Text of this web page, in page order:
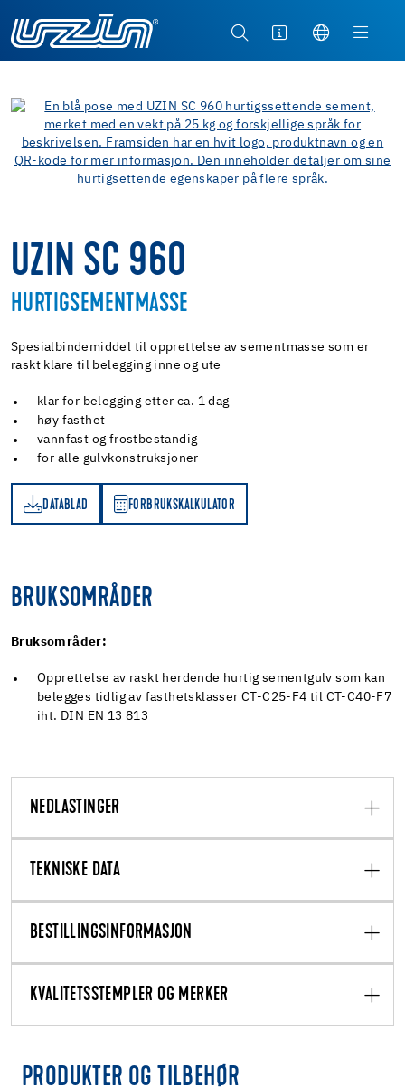
UZIN SC 960
HURTIGSEMENTMASSE
Spesialbindemiddel til opprettelse av sementmasse som er
raskt klare til belegging inne og ute
klar for belegging etter ca. 1 dag
høy fasthet
vannfast og frostbestandig
for alle gulvkonstruksjoner
DATABLAD FORBRUKSKALKULATOR
BRUKSOMRÅDER
Bruksområder:
Opprettelse av raskt herdende hurtig sementgulv som kan
belegges tidlig av fasthetsklasser CT-C25-F4 til CT-C40-F7
iht. DIN EN 13 813
NEDLASTINGER
TEKNISKE DATA
BESTILLINGSINFORMASJON
KVALITETSSTEMPLER OG MERKER
PRODUKTER OG TILBEHØR